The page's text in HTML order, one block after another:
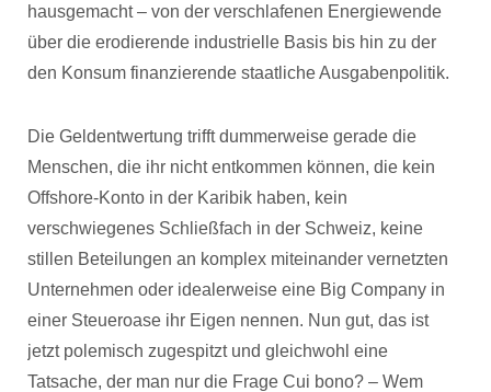
hausgemacht – von der verschlafenen Energiewende
über die erodierende industrielle Basis bis hin zu der
den Konsum finanzierende staatliche Ausgabenpolitik.
Die Geldentwertung trifft dummerweise gerade die
Menschen, die ihr nicht entkommen können, die kein
Offshore-Konto in der Karibik haben, kein
verschwiegenes Schließfach in der Schweiz, keine
stillen Beteilungen an komplex miteinander vernetzten
Unternehmen oder idealerweise eine Big Company in
einer Steueroase ihr Eigen nennen. Nun gut, das ist
jetzt polemisch zugespitzt und gleichwohl eine
Tatsache, der man nur die Frage Cui bono? – Wem